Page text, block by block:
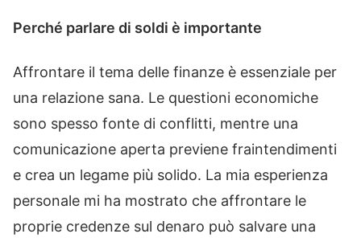
Perché parlare di soldi è importante
Affrontare il tema delle finanze è essenziale per
una relazione sana. Le questioni economiche
sono spesso fonte di conflitti, mentre una
comunicazione aperta previene fraintendimenti
e crea un legame più solido. La mia esperienza
personale mi ha mostrato che affrontare le
proprie credenze sul denaro può salvare una